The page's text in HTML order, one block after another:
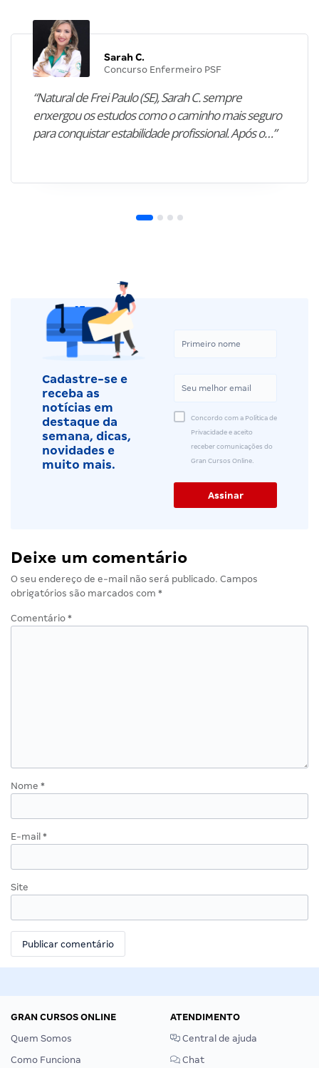
Sarah C.
Concurso Enfermeiro PSF
“Natural de Frei Paulo (SE), Sarah C. sempre
enxergou os estudos como o caminho mais seguro
para conquistar estabilidade profissional. Após o…”
Cadastre-se e
receba as
notícias em
destaque da
semana, dicas,
novidades e
muito mais.
Concordo com a Política de
Privacidade e aceito
receber comunicações do
Gran Cursos Online.
Deixe um comentário
O seu endereço de e-mail não será publicado. Campos
obrigatórios são marcados com *
Comentário *
Nome *
E-mail *
Site
GRAN CURSOS ONLINE
Quem Somos
Como Funciona
ATENDIMENTO
Central de ajuda
Chat